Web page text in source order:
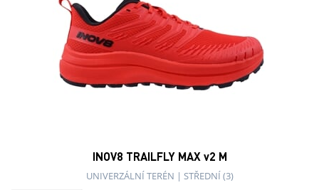
INOV8 TRAILFLY MAX v2 M
UNIVERZÁLNÍ TERÉN | STŘEDNÍ (3)